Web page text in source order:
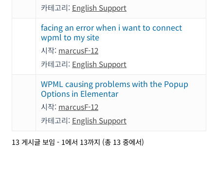
카테고리: English Support
facing an error when i want to connect
wpml to my site
시작: marcusF-12
카테고리: English Support
WPML causing problems with the Popup
Options in Elementar
시작: marcusF-12
카테고리: English Support
13 게시글 보임 - 1에서 13까지 (총 13 중에서)